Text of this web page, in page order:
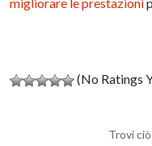
(No Ratings
Trovi